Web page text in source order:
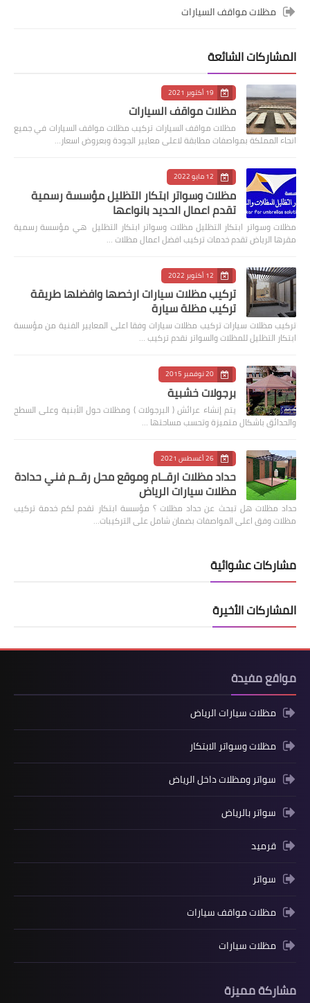
مظلات مواقف السيارات
المشاركات الشائعة
19 أكتوبر 2021
مظلات مواقف السيارات
مظلات مواقف السيارات تركيب مظلات مواقف السيارات في جميع
انحاء المملكة بمواصفات مطابقة لاعلى معايير الجودة وبعروض اسعار…
12 مايو 2022
مظلات وسواتر ابتكار التظليل مؤسسة رسمية
تقدم اعمال الحديد بانواعها
مظلات وسواتر ابتكار التظليل مظلات وسواتر ابتكار التظليل هي مؤسسة رسمية
مقرها الرياض تقدم خدمات تركيب افضل اعمال مظلات …
12 أكتوبر 2022
تركيب مظلات سيارات ارخصها وافضلها طريقة
تركيب مظلة سيارة
‏تركيب مظلات سيارات تركيب مظلات سيارات وفقا اعلى المعايير الفنية من مؤسسة
ابتكار التظليل للمظلات والسواتر نقدم تركيب …
20 نوفمبر 2015
برجولات خشبية
يتم إنشاء عرائش ( البرجولات ) ومظلات حول الأبنية وعلى السطح
والحدائق باشكال متميزة وتحسب مساحتها …
26 أغسطس 2021
حداد مظلات ارقــام وموقع محل رقــم فني حدادة
مظلات سيارات الرياض
حداد مظلات هل تبحث عن حداد مظلات ؟ مؤسسة ابتكار تقدم لكم خدمة تركيب
مظلات وفق اعلى المواصفات بضمان شامل على التركيبات…
مشاركات عشوائية
المشاركات الأخيرة
مواقع مفيدة
مظلات سيارات الرياض
مظلات وسواتر الابتكار
سواتر ومظلات داخل الرياض
سواتر بالرياض
قرميد
سواتر
مظلات مواقف سيارات
مظلات سيارات
مشاركة مميزة